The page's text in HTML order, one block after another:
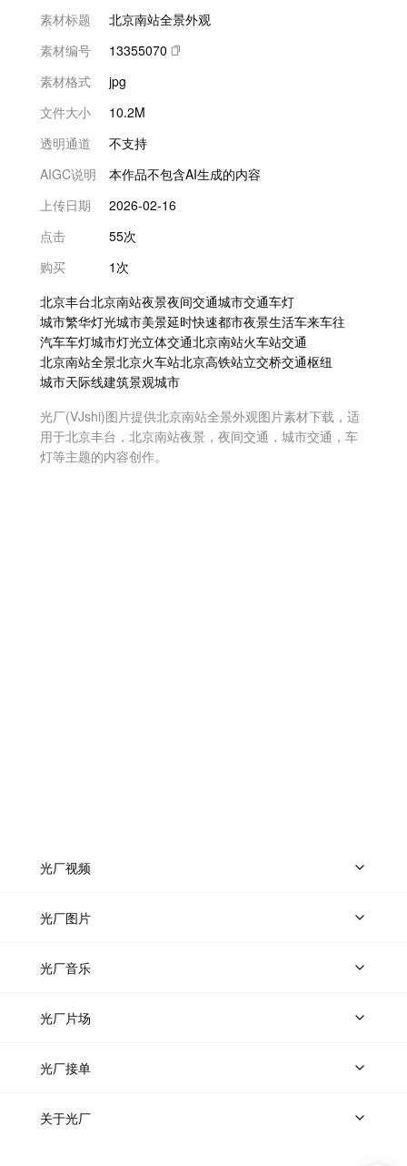
素材标题
北京南站全景外观
素材编号
13355070
素材格式
jpg
文件大小
10.2M
透明通道
不支持
AIGC说明
本作品不包含AI生成的内容
上传日期
2026-02-16
点击
55次
购买
1次
北京丰台北京南站夜景夜间交通城市交通车灯
城市繁华灯光城市美景延时快速都市夜景生活车来车往
汽车车灯城市灯光立体交通北京南站火车站交通
北京南站全景北京火车站北京高铁站立交桥交通枢纽
城市天际线建筑景观城市
光厂(VJshi)图片提供北京南站全景外观图片素材下载，适
用于北京丰台，北京南站夜景，夜间交通，城市交通，车
灯等主题的内容创作。
光厂视频
上传视频
光厂图片
上传图片
光厂音乐
热门音乐
光厂片场
上传案例
光厂接单
上架服务
关于光厂